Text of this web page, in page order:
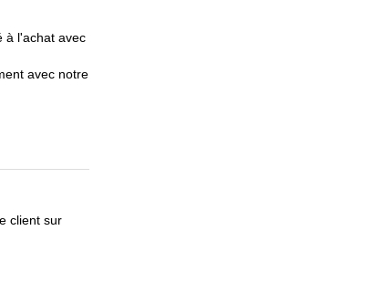
à l'achat avec
avec notre
client sur